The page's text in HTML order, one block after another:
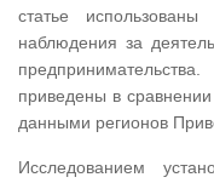
статье использованы
наблюдения за
приведены в
данными регионов
Исследованием